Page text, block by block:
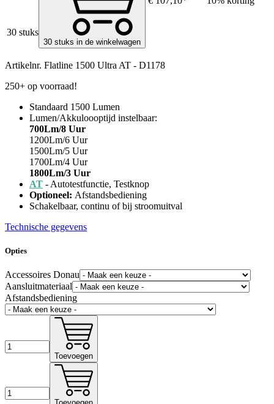
30 stuks
30 stuks in de winkelwagen
Artikelnr. Flatline 1500 Ultra AT - D1178
250+ op voorraad!
Standaard 1500 Lumen
Lumen/Akkuloooptijd instelbaar:
700Lm/8 Uur
1200Lm/6 Uur
1500Lm/5 Uur
1700Lm/4 Uur
1800Lm/3 Uur
AT - Autotestfunctie, Testknop
Optioneel: Afstandsbediening
Schakelbaar, continu of bij stroomuitval
Technische gegevens
Opties
Accessoires Donau
Aansluitmateriaal
Afstandsbediening
Toevoegen